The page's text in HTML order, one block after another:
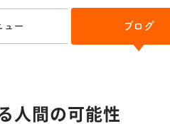
ュー ブログ
人間の可能性